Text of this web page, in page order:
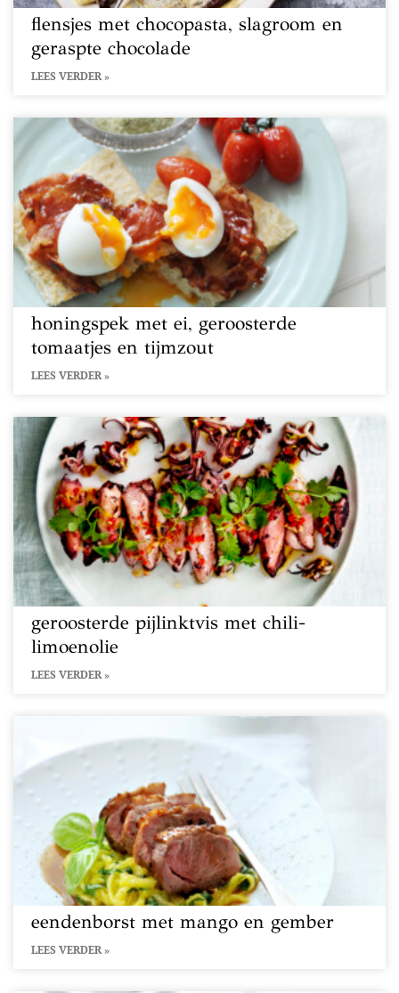
flensjes met chocopasta, slagroom en
geraspte chocolade
LEES VERDER »
honingspek met ei, geroosterde
tomaatjes en tijmzout
LEES VERDER »
geroosterde pijlinktvis met chili-
limoenolie
LEES VERDER »
eendenborst met mango en gember
LEES VERDER »